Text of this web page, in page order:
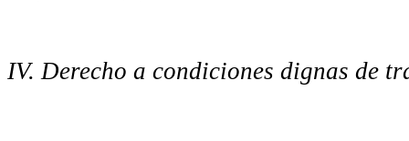
IV. Derecho a condiciones dignas de